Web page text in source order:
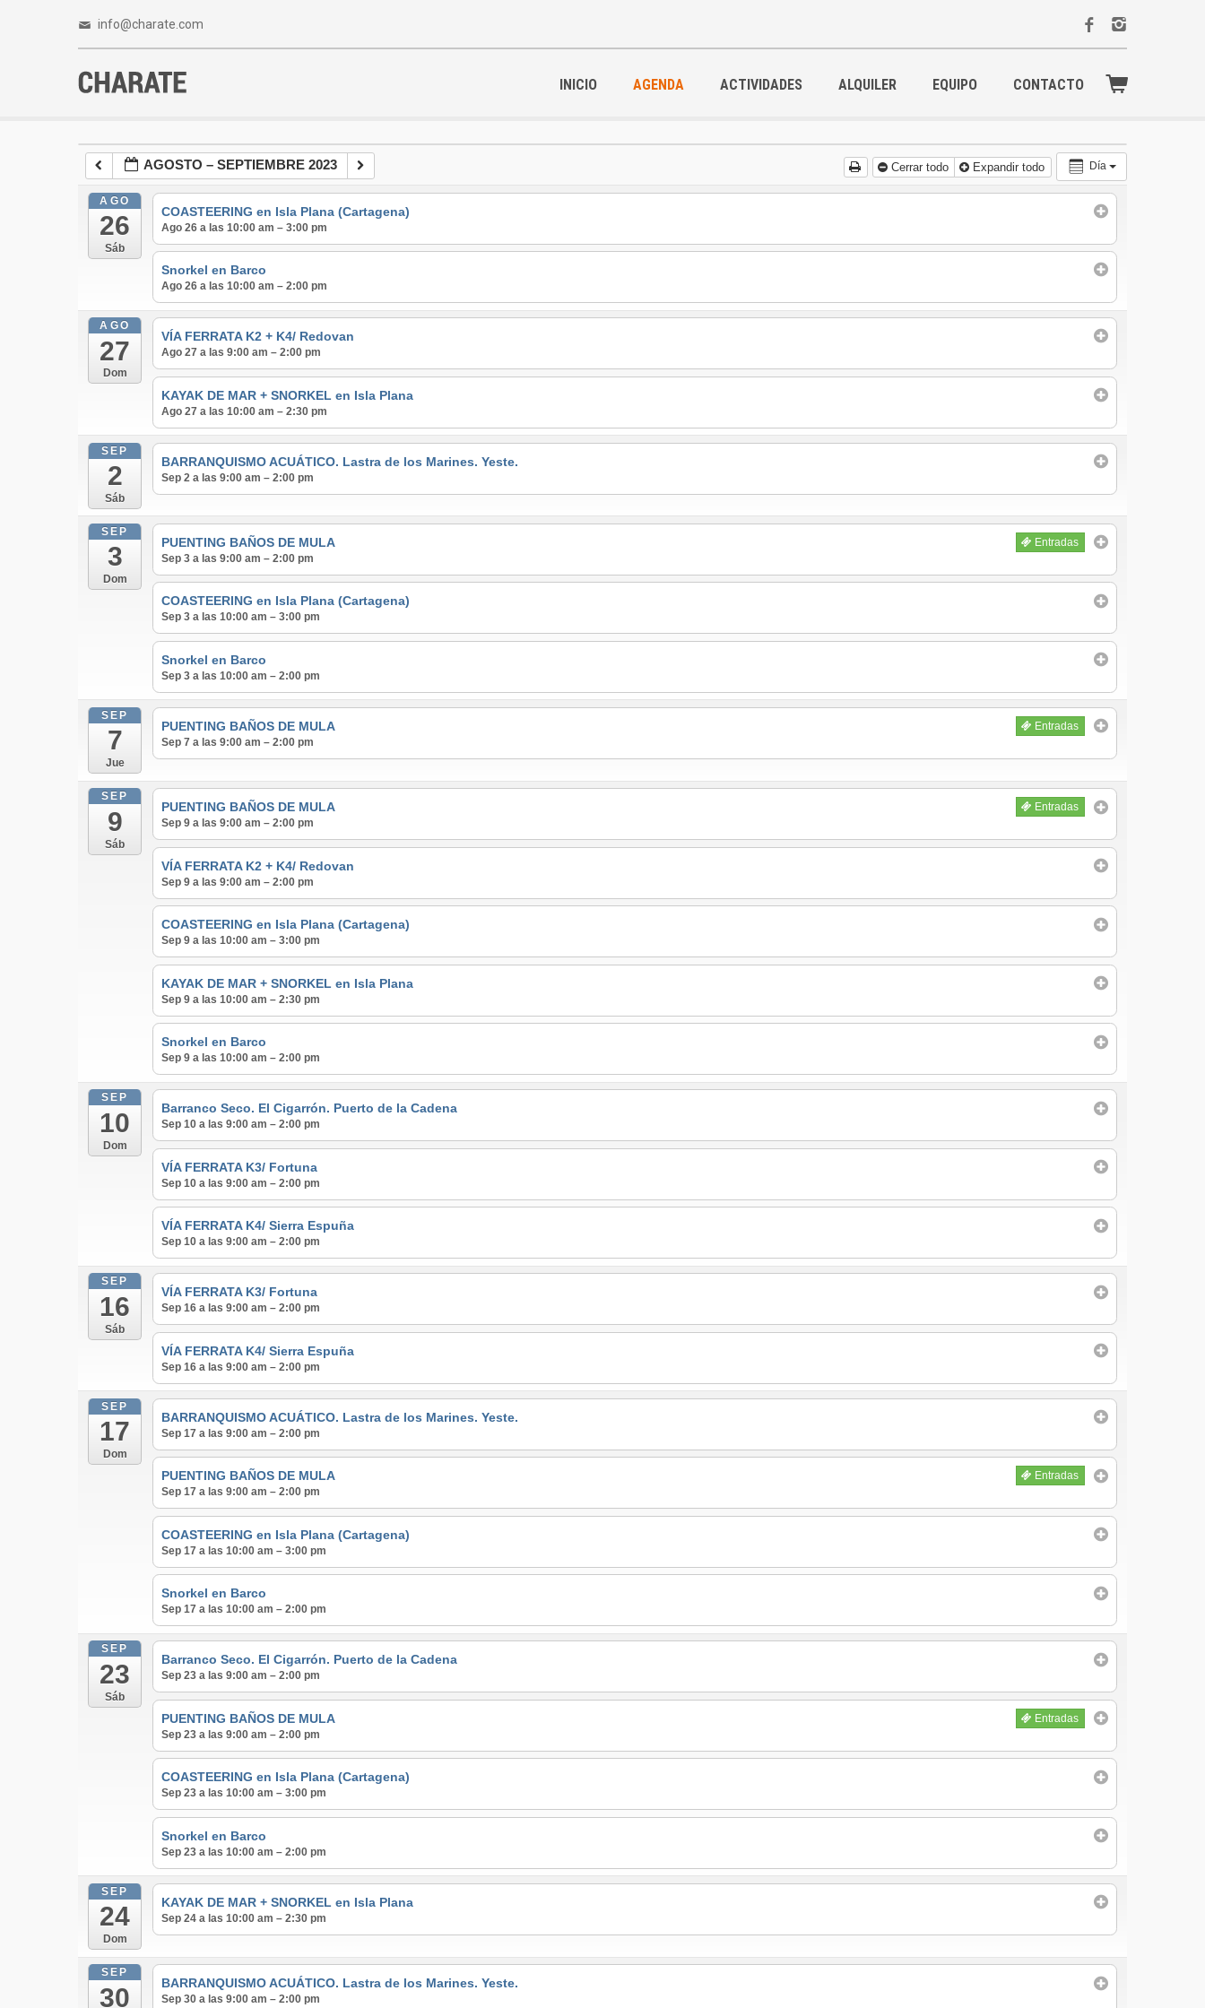
info@charate.com
INICIO AGENDA ACTIVIDADES ALQUILER EQUIPO CONTACTO
Día
AGOSTO – SEPTIEMBRE 2023 Cerrar todo Expandir todo
AGO
26
Sáb
COASTEERING en Isla Plana (Cartagena)
Ago 26 a las 10:00 am – 3:00 pm
Snorkel en Barco
Ago 26 a las 10:00 am – 2:00 pm
AGO
27
Dom
VÍA FERRATA K2 + K4/ Redovan
Ago 27 a las 9:00 am – 2:00 pm
KAYAK DE MAR + SNORKEL en Isla Plana
Ago 27 a las 10:00 am – 2:30 pm
SEP
2
Sáb
BARRANQUISMO ACUÁTICO. Lastra de los Marines. Yeste.
Sep 2 a las 9:00 am – 2:00 pm
SEP
3
Dom
PUENTING BAÑOS DE MULA
Entradas
Sep 3 a las 9:00 am – 2:00 pm
COASTEERING en Isla Plana (Cartagena)
Sep 3 a las 10:00 am – 3:00 pm
Snorkel en Barco
Sep 3 a las 10:00 am – 2:00 pm
SEP
7
Jue
PUENTING BAÑOS DE MULA
Entradas
Sep 7 a las 9:00 am – 2:00 pm
SEP
9
Sáb
PUENTING BAÑOS DE MULA
Entradas
Sep 9 a las 9:00 am – 2:00 pm
VÍA FERRATA K2 + K4/ Redovan
Sep 9 a las 9:00 am – 2:00 pm
COASTEERING en Isla Plana (Cartagena)
Sep 9 a las 10:00 am – 3:00 pm
KAYAK DE MAR + SNORKEL en Isla Plana
Sep 9 a las 10:00 am – 2:30 pm
Snorkel en Barco
Sep 9 a las 10:00 am – 2:00 pm
SEP
10
Dom
Barranco Seco. El Cigarrón. Puerto de la Cadena
Sep 10 a las 9:00 am – 2:00 pm
VÍA FERRATA K3/ Fortuna
Sep 10 a las 9:00 am – 2:00 pm
VÍA FERRATA K4/ Sierra Espuña
Sep 10 a las 9:00 am – 2:00 pm
SEP
16
Sáb
VÍA FERRATA K3/ Fortuna
Sep 16 a las 9:00 am – 2:00 pm
VÍA FERRATA K4/ Sierra Espuña
Sep 16 a las 9:00 am – 2:00 pm
SEP
17
Dom
BARRANQUISMO ACUÁTICO. Lastra de los Marines. Yeste.
Sep 17 a las 9:00 am – 2:00 pm
PUENTING BAÑOS DE MULA
Entradas
Sep 17 a las 9:00 am – 2:00 pm
COASTEERING en Isla Plana (Cartagena)
Sep 17 a las 10:00 am – 3:00 pm
Snorkel en Barco
Sep 17 a las 10:00 am – 2:00 pm
SEP
23
Sáb
Barranco Seco. El Cigarrón. Puerto de la Cadena
Sep 23 a las 9:00 am – 2:00 pm
PUENTING BAÑOS DE MULA
Entradas
Sep 23 a las 9:00 am – 2:00 pm
COASTEERING en Isla Plana (Cartagena)
Sep 23 a las 10:00 am – 3:00 pm
Snorkel en Barco
Sep 23 a las 10:00 am – 2:00 pm
SEP
24
Dom
KAYAK DE MAR + SNORKEL en Isla Plana
Sep 24 a las 10:00 am – 2:30 pm
SEP
30 BARRANQUISMO ACUÁTICO. Lastra de los Marines. Yeste.
Sep 30 a las 9:00 am – 2:00 pm